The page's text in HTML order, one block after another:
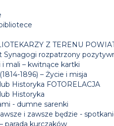
Z TERENU
rozpatrzony
i mali – kwitnące kartki
1896) – Życie i misja
Historyka FOTORELACJA
Historyka
- dumne sarenki
i zawsze będzie -
parada kurczaków